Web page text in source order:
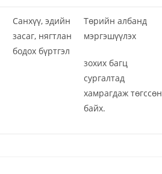
Санхүү, эдийн
засаг, нягтлан
бодох бүртгэл
Төрийн албанд
мэргэшүүлэх
зохих багц
сургалтад
хамрагдаж төгссөн
байх.